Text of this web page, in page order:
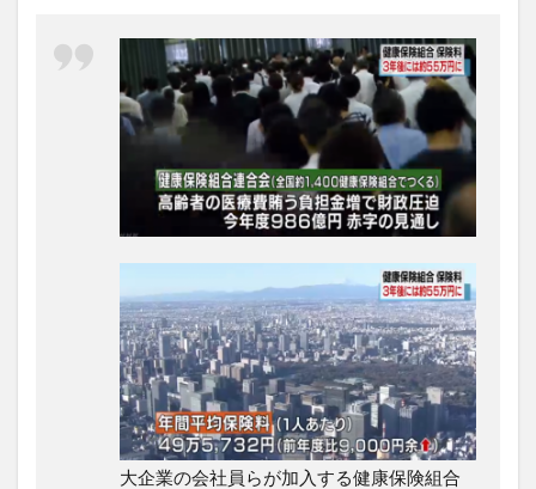
大企業の会社員らが加入する健康保険組合